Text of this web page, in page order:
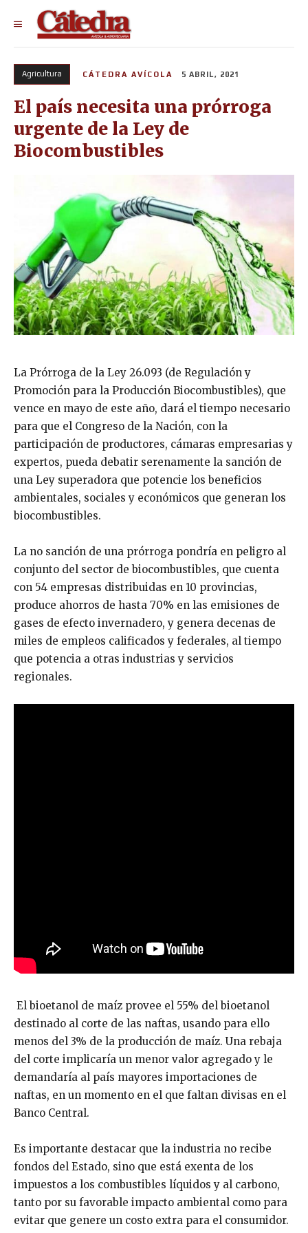
Agricultura CÁTEDRA AVÍCOLA 5 ABRIL, 2021
El país necesita una prórroga
urgente de la Ley de
Biocombustibles
La Prórroga de la Ley 26.093 (de Regulación y
Promoción para la Producción Biocombustibles), que
vence en mayo de este año, dará el tiempo necesario
para que el Congreso de la Nación, con la
participación de productores, cámaras empresarias y
expertos, pueda debatir serenamente la sanción de
una Ley superadora que potencie los beneficios
ambientales, sociales y económicos que generan los
biocombustibles.
La no sanción de una prórroga pondría en peligro al
conjunto del sector de biocombustibles, que cuenta
con 54 empresas distribuidas en 10 provincias,
produce ahorros de hasta 70% en las emisiones de
gases de efecto invernadero, y genera decenas de
miles de empleos calificados y federales, al tiempo
que potencia a otras industrias y servicios
regionales.
El bioetanol de maíz provee el 55% del bioetanol
destinado al corte de las naftas, usando para ello
menos del 3% de la producción de maíz. Una rebaja
del corte implicaría un menor valor agregado y le
demandaría al país mayores importaciones de
naftas, en un momento en el que faltan divisas en el
Banco Central.
Es importante destacar que la industria no recibe
fondos del Estado, sino que está exenta de los
impuestos a los combustibles líquidos y al carbono,
tanto por su favorable impacto ambiental como para
evitar que genere un costo extra para el consumidor.